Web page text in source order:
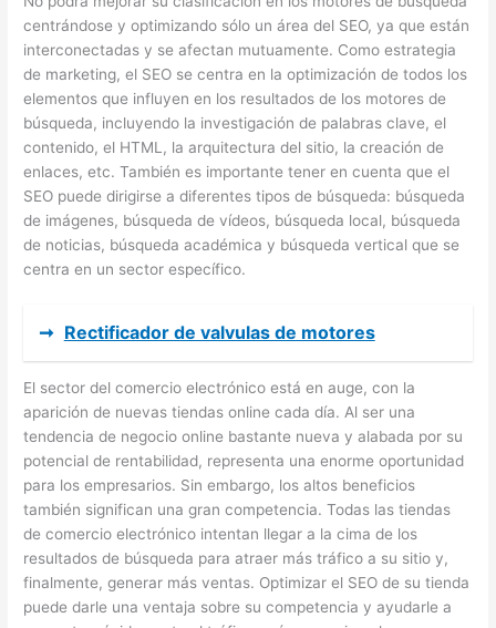
centrándose y optimizando sólo un área del SEO, ya que están
interconectadas y se afectan mutuamente. Como estrategia
de marketing, el SEO se centra en la optimización de todos los
elementos que influyen en los resultados de los motores de
búsqueda, incluyendo la investigación de palabras clave, el
contenido, el HTML, la arquitectura del sitio, la creación de
enlaces, etc. También es importante tener en cuenta que el
SEO puede dirigirse a diferentes tipos de búsqueda: búsqueda
de imágenes, búsqueda de vídeos, búsqueda local, búsqueda
de noticias, búsqueda académica y búsqueda vertical que se
centra en un sector específico.
➞ Rectificador de valvulas de motores
El sector del comercio electrónico está en auge, con la
aparición de nuevas tiendas online cada día. Al ser una
tendencia de negocio online bastante nueva y alabada por su
potencial de rentabilidad, representa una enorme oportunidad
para los empresarios. Sin embargo, los altos beneficios
también significan una gran competencia. Todas las tiendas
de comercio electrónico intentan llegar a la cima de los
resultados de búsqueda para atraer más tráfico a su sitio y,
finalmente, generar más ventas. Optimizar el SEO de su tienda
puede darle una ventaja sobre su competencia y ayudarle a